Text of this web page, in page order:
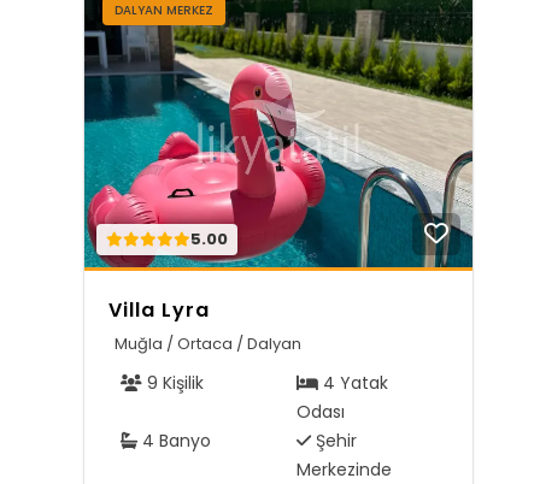
DALYAN MERKEZ
5.00
Villa Lyra
Muğla / Ortaca / Dalyan
9 Kişilik
4 Yatak
Odası
4 Banyo
Şehir
Merkezinde